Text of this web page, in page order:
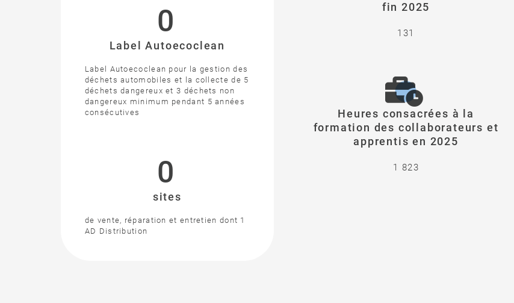
Label Autoecoclean pour la gestion des
déchets automobiles et la collecte de 5
déchets dangereux et 3 déchets non
dangereux minimum pendant 5 années
consécutives
0
Label Autoecoclean
de vente, réparation et entretien dont 1
AD Distribution
0
sites
fin 2025
131
Heures consacrées à la
formation des collaborateurs et
apprentis en 2025
1 823